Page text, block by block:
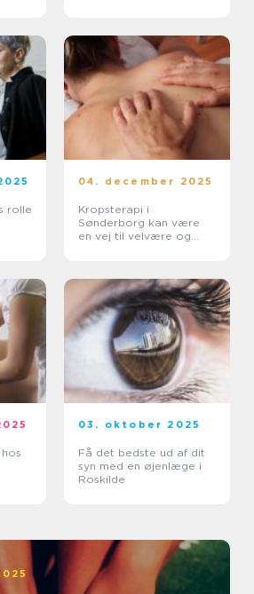
rolle
04. december 2025
Kropsterapi i
Sønderborg kan være
en vej til velvære og
03. oktober 2025
Få det bedste ud af dit
syn med en øjenlæge i
Roskilde